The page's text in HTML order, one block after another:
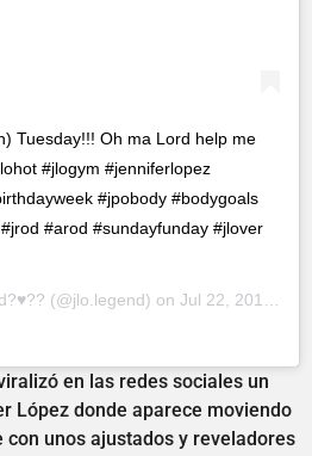
Tuesday!!! Oh ma Lord help me
#jlogym #jenniferlopez
#jpobody #bodygoals
#arod #sundayfunday #jlover
(@jlo.legend) on Jul 22, 2018 at 3:36pm PDT
en las redes sociales un
López donde aparece moviendo
unos ajustados y reveladores